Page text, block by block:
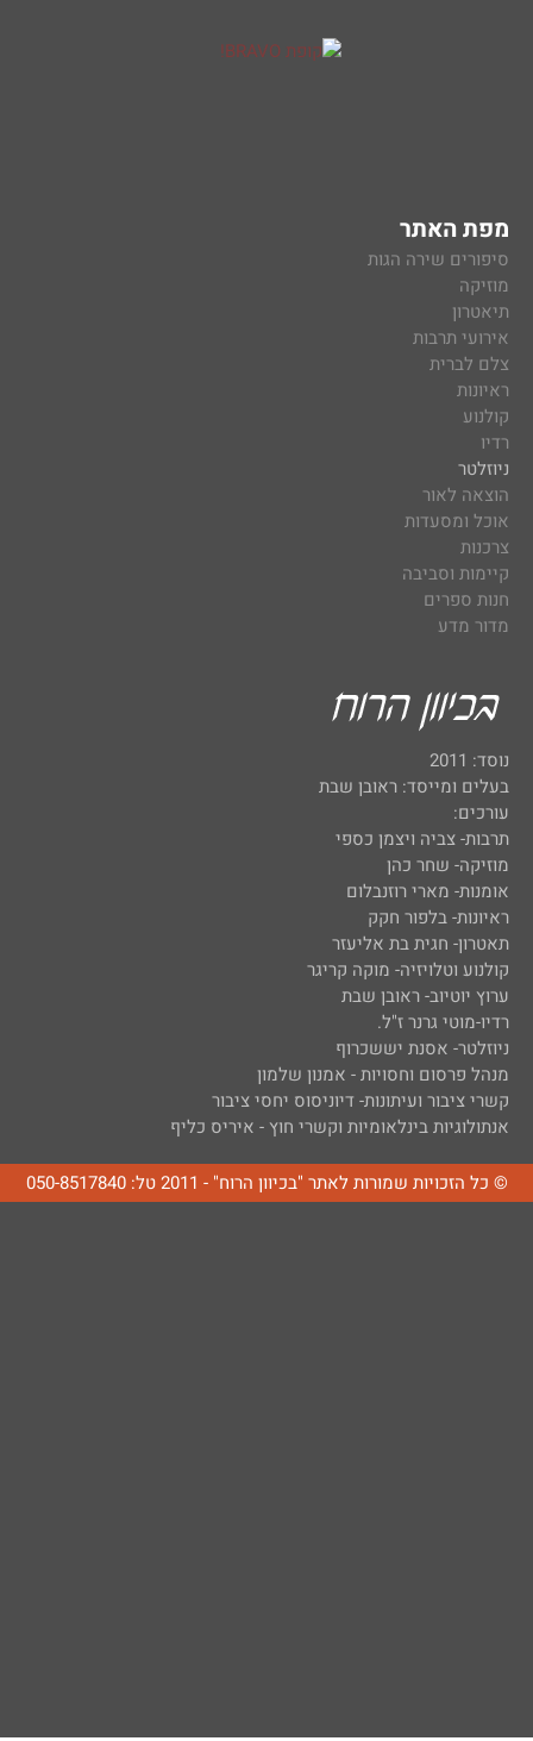
מפת האתר
סיפורים שירה הגות
מוזיקה
תיאטרון
אירועי תרבות
צלם לברית
ראיונות
קולנוע
רדיו
ניוזלטר
הוצאה לאור
אוכל ומסעדות
צרכנות
קיימות וסביבה
חנות ספרים
מדור מדע
נוסד: 2011
בעלים ומייסד: ראובן שבת
עורכים:
תרבות- צביה ויצמן כספי
מוזיקה- שחר כהן
אומנות- מארי רוזנבלום
ראיונות- בלפור חקק
תאטרון- חגית בת אליעזר
קולנוע וטלויזיה- מוקה קריגר
ערוץ יוטיוב- ראובן שבת
רדיו-מוטי גרנר ז"ל.
ניוזלטר- אסנת יששכרוף
מנהל פרסום וחסויות - אמנון שלמון
קשרי ציבור ועיתונות- דיוניסוס יחסי ציבור
אנתולוגיות בינלאומיות וקשרי חוץ - איריס כליף
© כל הזכויות שמורות לאתר "בכיוון הרוח" - 2011 טל: 050-8517840